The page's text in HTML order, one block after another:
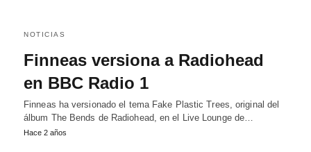
NOTICIAS
Finneas versiona a Radiohead
en BBC Radio 1
Finneas ha versionado el tema Fake Plastic Trees, original del
álbum The Bends de Radiohead, en el Live Lounge de…
Hace 2 años